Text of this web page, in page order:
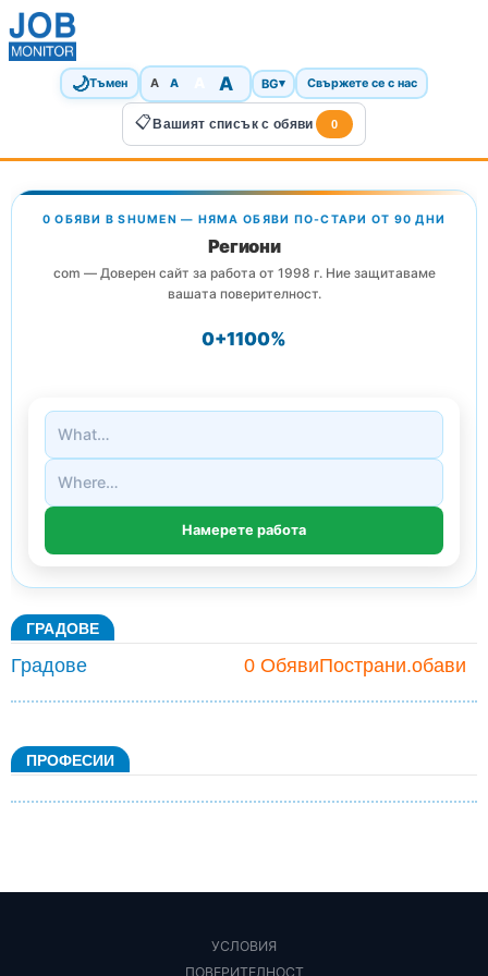
🌙Тъмен A A A BG▾ Свържете се с нас
📋Вашият списък с обяви 0
0 ОБЯВИ В SHUMEN — НЯМА ОБЯВИ ПО-СТАРИ ОТ 90 ДНИ
Региони
com — Доверен сайт за работа от 1998 г. Ние защитаваме
вашата поверителност.
0+1100%
ГРАДОВЕ
0 ОбявиПострани.обави
Градове
ПРОФЕСИИ
УСЛОВИЯ
ПОВЕРИТЕЛНОСТ